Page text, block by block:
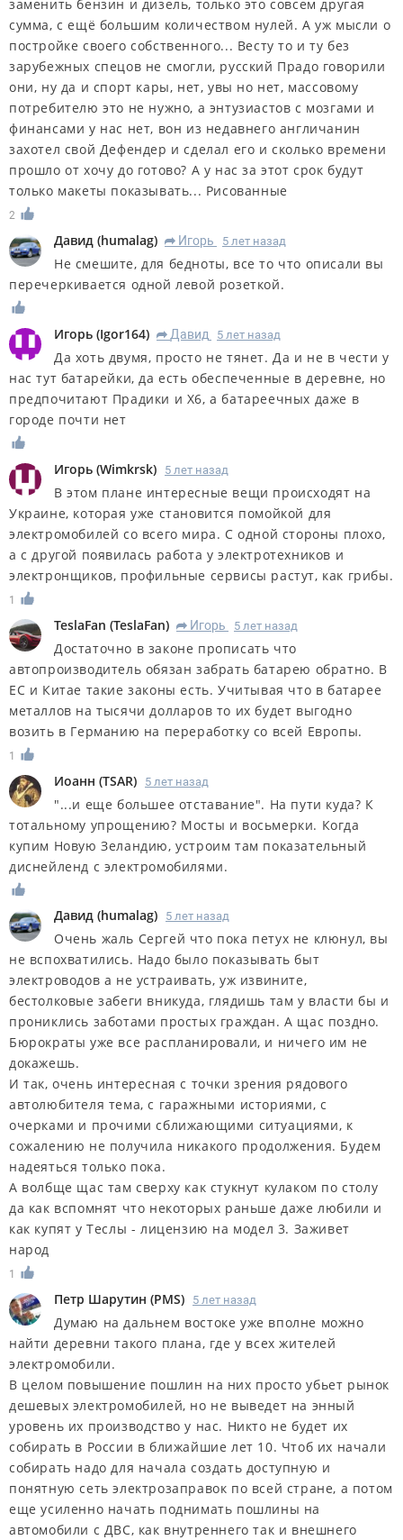
заменить бензин и дизель, только это совсем другая
сумма, с ещё большим количеством нулей. А уж мысли о
постройке своего собственного... Весту то и ту без
зарубежных спецов не смогли, русский Прадо говорили
они, ну да и спорт кары, нет, увы но нет, массовому
потребителю это не нужно, а энтузиастов с мозгами и
финансами у нас нет, вон из недавнего англичанин
захотел свой Дефендер и сделал его и сколько времени
прошло от хочу до готово? А у нас за этот срок будут
только макеты показывать... Рисованные
2
Дaвид (humalag) R Игорь 5 лет назад
Не смешите, для бедноты, все то что описали вы
перечеркивается одной левой розеткой.
Игорь (Igor164) R Дaвид 5 лет назад
Да хоть двумя, просто не тянет. Да и не в чести у
нас тут батарейки, да есть обеспеченные в деревне, но
предпочитают Прадики и Х6, а батареечных даже в
городе почти нет
Игорь (Wimkrsk) 5 лет назад
В этом плане интересные вещи происходят на
Украине, которая уже становится помойкой для
электромобилей со всего мира. С одной стороны плохо,
а с другой появилась работа у электротехников и
электронщиков, профильные сервисы растут, как грибы.
1
TeslaFan (TeslaFan) R Игорь 5 лет назад
Достаточно в законе прописать что
автопроизводитель обязан забрать батарею обратно. В
ЕС и Китае такие законы есть. Учитывая что в батарее
металлов на тысячи долларов то их будет выгодно
возить в Германию на переработку со всей Европы.
1
Иоанн (TSAR) 5 лет назад
"...и еще большее отставание". На пути куда? К
тотальному упрощению? Мосты и восьмерки. Когда
купим Новую Зеландию, устроим там показательный
диснейленд с электромобилями.
Дaвид (humalag) 5 лет назад
Очень жаль Сергей что пока петух не клюнул, вы
не вспохватились. Надо было показывать быт
электроводов а не устраивать, уж извините,
бестолковые забеги вникуда, глядишь там у власти бы и
прониклись заботами простых граждан. А щас поздно.
Бюрократы уже все распланировали, и ничего им не
докажешь.
И так, очень интересная с точки зрения рядового
автолюбителя тема, с гаражными историями, с
очерками и прочими сближающими ситуациями, к
сожалению не получила никакого продолжения. Будем
надеяться только пока.
А волбще щас там сверху как стукнут кулаком по столу
да как вспомнят что некоторых раньше даже любили и
как купят у Теслы - лицензию на модел 3. Заживет
народ
1
Петр Шарутин (PMS) 5 лет назад
Думаю на дальнем востоке уже вполне можно
найти деревни такого плана, где у всех жителей
электромобили.
В целом повышение пошлин на них просто убьет рынок
дешевых электромобилей, но не выведет на энный
уровень их производство у нас. Никто не будет их
собирать в России в ближайшие лет 10. Чтоб их начали
собирать надо для начала создать доступную и
понятную сеть электрозаправок по всей стране, а потом
еще усиленно начать поднимать пошлины на
автомобили с ДВС, как внутреннего так и внешнего